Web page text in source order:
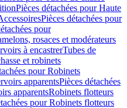
Pièces détachées pour Haute
Pièces détachées pour
pour
rosaces et modérateurs
à encastrerTubes de
et robinets
pour Robinets
apparentsPièces détachées
apparentsRobinets flotteurs
pour Robinets flotteurs